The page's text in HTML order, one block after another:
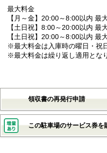
最大料金
【月～金】20:00～8:00以内 最
【土日祝】8:00～20:00以内 最
【土日祝】20:00～8:00以内 最
※最大料金は入庫時の曜日・祝
※最大料金は繰り返し適用とな
領収書の再発行申請
この駐車場のサービス券を